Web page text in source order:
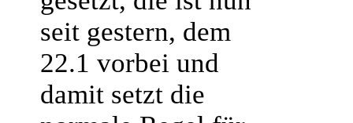
seit gestern, dem
22.1 vorbei und
damit setzt die